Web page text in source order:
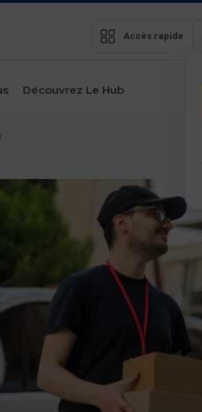
Accès rapide
Contact & service client
Découvrez Le Hub